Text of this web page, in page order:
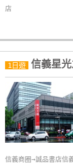
店
1日遊 信義星
信義商圈→誠品書店信